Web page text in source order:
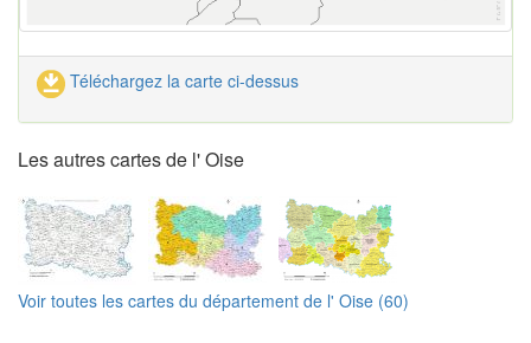
Téléchargez la carte ci-dessus
Les autres cartes de l' Oise
Voir toutes les cartes du département de l' Oise (60)